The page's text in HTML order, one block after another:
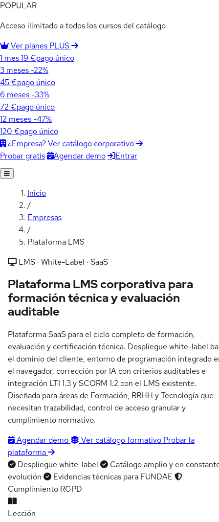
POPULAR
Acceso ilimitado a todos los cursos del catálogo
Ver planes PLUS
1 mes19 €pago único
3 meses -22%
45 €pago único
6 meses -33%
72 €pago único
12 meses -47%
120 €pago único
¿Empresa? Ver catálogo corporativo
Probar gratis
Agendar demo Entrar
Inicio
/
Empresas
/
Plataforma LMS
LMS · White-Label · SaaS
Plataforma LMS corporativa para
formación técnica y evaluación
auditable
Plataforma SaaS para el ciclo completo de formación,
evaluación y certificación técnica. Despliegue white-label
el dominio del cliente, entorno de programación integrado
el navegador, corrección por IA con criterios auditables e
integración LTI 1.3 y SCORM 1.2 con el LMS existente.
Diseñada para áreas de Formación, RRHH y Tecnología que
necesitan trazabilidad, control de acceso granular y
cumplimiento normativo.
Agendar demo
Ver catálogo formativo Probar la
plataforma
Despliegue white-label
Catálogo amplio y en
evolución
Evidencias técnicas para FUNDAE
Cumplimiento RGPD
Lección